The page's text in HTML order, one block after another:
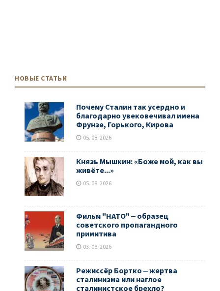
НОВЫЕ СТАТЬИ
Почему Сталин так усердно и
благодарно увековечивал имена
Фрунзе, Горького, Кирова
05. 08. 2026
Князь Мышкин: «Боже мой, как вы
живёте...»
05. 08. 2026
Фильм "НАТО" ‒ образец
советского пропагандного
примитива
03. 08. 2026
Режиссёр Бортко ‒ жертва
сталинизма или наглое
сталинистское брехло?